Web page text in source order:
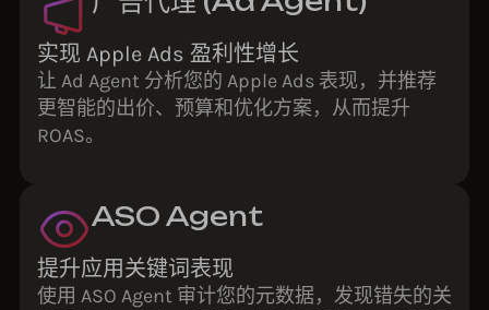
实现 Apple Ads 盈利性增长
让 Ad Agent 分析您的 Apple Ads 表现，并推荐
更智能的出价、预算和优化方案，从而提升
ROAS。
ASO Agent
提升应用关键词表现
使用 ASO Agent 审计您的元数据，发现错失的关